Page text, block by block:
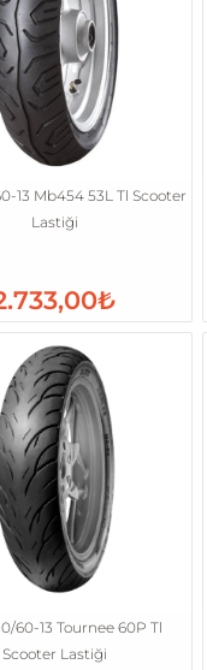
13 Mb454 53L Tl Scooter
Lastiği
60-13 Tournee 60P Tl
Scooter Lastiği